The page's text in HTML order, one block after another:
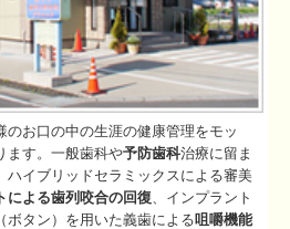
お口の中の生涯の健康管理をモッ
ます。一般歯科や予防歯科治療に留ま
ハイブリッドセラミックスによる審美
による歯列咬合の回復 、インプラント
ボタン）を用いた義歯による 咀嚼機能